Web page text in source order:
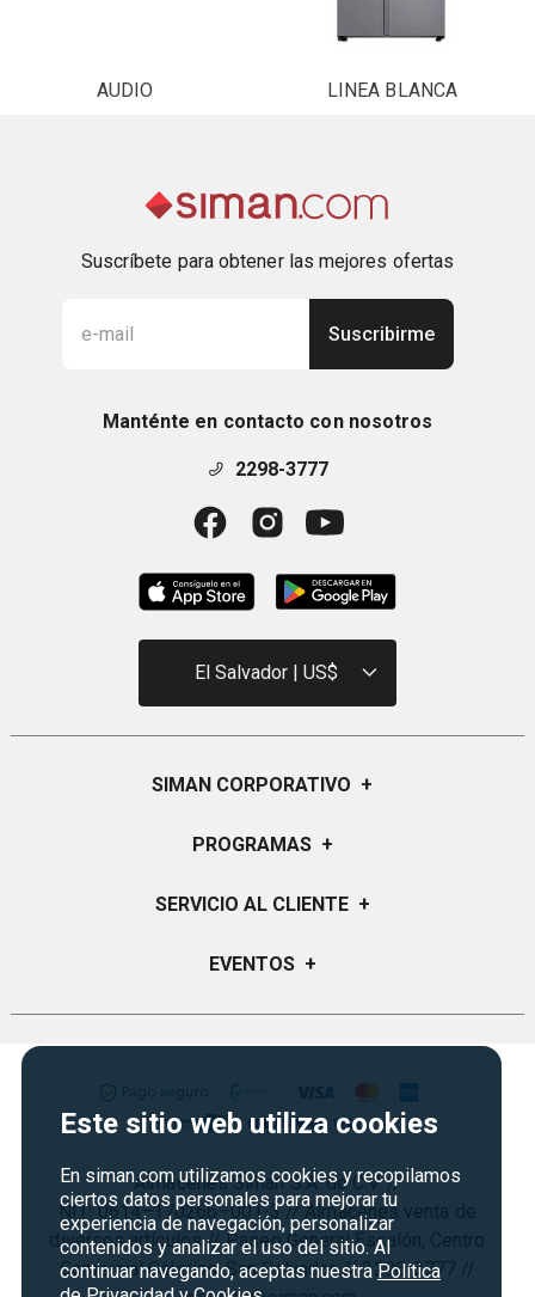
Este sitio web utiliza cookies
En siman.com utilizamos cookies y recopilamos
ciertos datos personales para mejorar tu
experiencia de navegación, personalizar
contenidos y analizar el uso del sitio. Al
continuar navegando, aceptas nuestra Política
AUDIO LINEA BLANCA
Suscríbete para obtener las mejores ofertas
Suscribirme
Manténte en contacto con nosotros
2298-3777
El Salvador | US$
SIMAN CORPORATIVO +
Quiénes Somos
Sucursales
PROGRAMAS +
Certificados de Regalo
Credisiman
Vende en Marketplace
SERVICIO AL CLIENTE +
Preguntas Frecuentes
Política de Privacidad
Derecho de Retracto
Condiciones de uso
Términos y condiciones
EVENTOS +
Cyber Monday
Agosto es diversión
Almacenes Siman S.A. de C.V. //
NIT: 0614–170266–001-3 // Almacenes venta de
diversos artículos // Paseo General Escalón, Centro
Comercial Galerías, San Salvador. // 2298-3777 //